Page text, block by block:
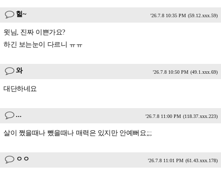
헐~ '26.7.8 10:35 PM (59.12.xxx.59)
윗님, 진짜 이쁜가요?
하긴 보는눈이 다르니 ㅠㅠ
와 '26.7.8 10:50 PM (49.1.xxx.69)
대단하네요
... '26.7.8 11:00 PM (118.37.xxx.223)
살이 쪘을때나 뺐을때나 매력은 있지만 안예뻐요;;;
ㅇㅇ '26.7.8 11:01 PM (61.43.xxx.178)